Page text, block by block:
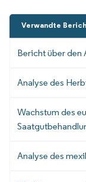
Verwandte
Bericht über den
Analyse des
Wachstum des
Analyse des